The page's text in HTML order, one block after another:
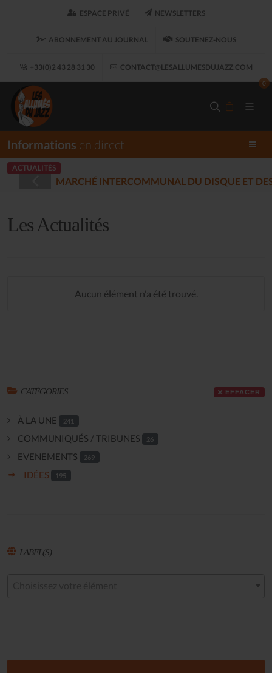
ESPACE PRIVÉ NEWSLETTERS
ABONNEMENT AU JOURNAL SOUTENEZ-NOUS
+33(0)2 43 28 31 30 CONTACT@LESALLUMESDUJAZZ.COM
0
Informations en direct
ACTUALITÉS
ENREGISTRÉES - PLOUARET(2025-12-17)
Les Actualités
Aucun élément n'a été trouvé.
CATÉGORIES EFFACER
À LA UNE 241
COMMUNIQUÉS / TRIBUNES 26
EVENEMENTS 269
IDÉES 195
LABEL(S)